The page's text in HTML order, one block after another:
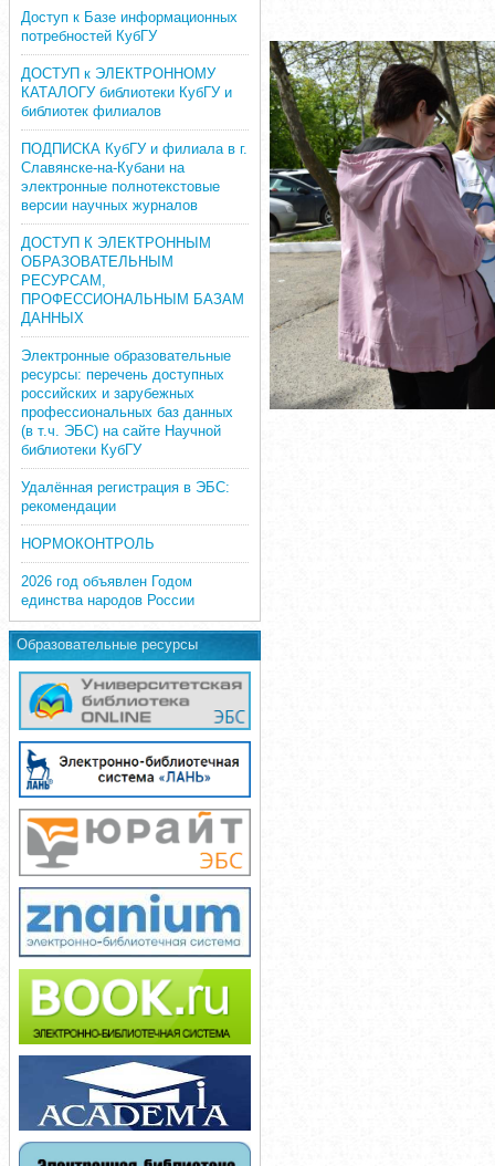
Доступ к Базе информационных
потребностей КубГУ
ДОСТУП к ЭЛЕКТРОННОМУ
КАТАЛОГУ библиотеки КубГУ и
библиотек филиалов
ПОДПИСКА КубГУ и филиала в г.
Славянске-на-Кубани на
электронные полнотекстовые
версии научных журналов
ДОСТУП К ЭЛЕКТРОННЫМ
ОБРАЗОВАТЕЛЬНЫМ
РЕСУРСАМ,
ПРОФЕССИОНАЛЬНЫМ БАЗАМ
ДАННЫХ
Электронные образовательные
ресурсы: перечень доступных
российских и зарубежных
профессиональных баз данных
(в т.ч. ЭБС) на сайте Научной
библиотеки КубГУ
Удалённая регистрация в ЭБС:
рекомендации
НОРМОКОНТРОЛЬ
2026 год объявлен Годом
единства народов России
Образовательные ресурсы